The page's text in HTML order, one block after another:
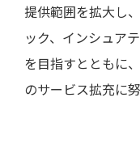
提供範囲を拡大し
ック、インシュア
を目指すとともに
のサービス拡充に